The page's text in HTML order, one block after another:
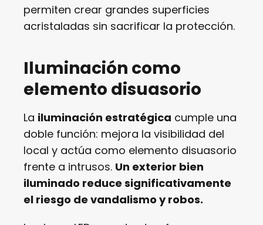
permiten crear grandes superficies
acristaladas sin sacrificar la protección.
Iluminación como
elemento disuasorio
La iluminación estratégica cumple una
doble función: mejora la visibilidad del
local y actúa como elemento disuasorio
frente a intrusos. Un exterior bien
iluminado reduce significativamente
el riesgo de vandalismo y robos.